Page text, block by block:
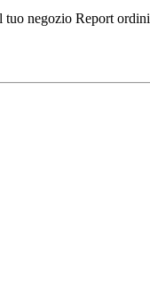
tuo negozio Report ordini